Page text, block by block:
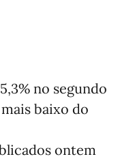
no segundo
baixo do
ontem